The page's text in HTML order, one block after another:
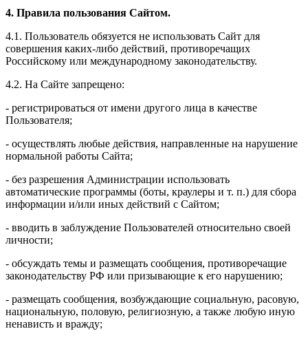
4. Правила пользования Сайтом.
4.1. Пользователь обязуется не использовать Сайт для
совершения каких-либо действий, противоречащих
Российскому или международному законодательству.
4.2. На Сайте запрещено:
- регистрироваться от имени другого лица в качестве
Пользователя;
- осуществлять любые действия, направленные на нарушение
нормальной работы Сайта;
- без разрешения Администрации использовать
автоматические программы (боты, краулеры и т. п.) для сбора
информации и/или иных действий с Сайтом;
- вводить в заблуждение Пользователей относительно своей
личности;
- обсуждать темы и размещать сообщения, противоречащие
законодательству РФ или призывающие к его нарушению;
- размещать сообщения, возбуждающие социальную, расовую,
национальную, половую, религиозную, а также любую иную
ненависть и вражду;